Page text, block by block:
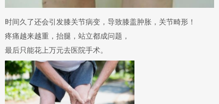
时间久了还会引发膝关节病变，导致膝盖肿胀，关节畸形 ！
疼痛越来越重，抬腿，站立都成问题，
最后只能花上万元去医院手术。